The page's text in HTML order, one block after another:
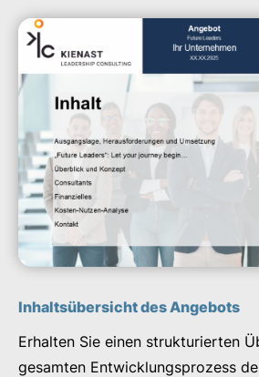
Inhaltsübersicht des Angebots
Erhalten Sie einen strukturierten
gesamten Entwicklungsprozess